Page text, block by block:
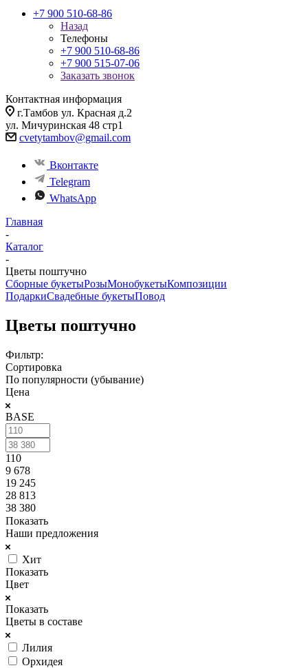
+7 900 510-68-86
Назад
Телефоны
+7 900 510-68-86
+7 900 515-07-06
Заказать звонок
Контактная информация
г.Тамбов ул. Красная д.2
ул. Мичуринская 48 стр1
cvetytambov@gmail.com
Вконтакте
Telegram
WhatsApp
Главная
-
Каталог
-
Цветы поштучно
Сборные букетыРозыМонобукетыКомпозиции
ПодаркиСвадебные букетыПовод
Цветы поштучно
Фильтр:
Сортировка
По популярности (убывание)
Цена
BASE
110
9 678
19 245
28 813
38 380
Показать
Наши предложения
Хит
Показать
Цвет
Показать
Цветы в составе
Лилия
Орхидея